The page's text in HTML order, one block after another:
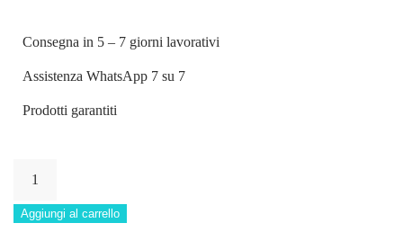
Consegna in 5 – 7 giorni lavorativi
Assistenza WhatsApp 7 su 7
Prodotti garantiti
quantità
Aggiungi al carrello